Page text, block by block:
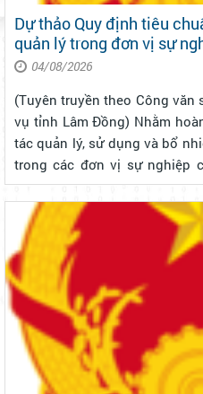
Dự thảo Quy định tiêu
quản lý trong đơn vị sự
Đồng04/08/2026
(Tuyên truyền theo Công văn
vụ tỉnh Lâm Đồng) Nhằm hoàn thiện cơ sở pháp lý về công
tác quản lý, sử dụng và bổ
trong các đơn vị sự nghiệp
Đồng đang xây dựng dự
danh viên chức quản ...